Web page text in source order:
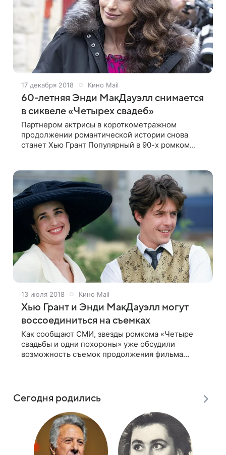
17 декабря 2018 Кино Mail
60-летняя Энди МакДауэлл снимается
в сиквеле «Четырех свадеб»
Партнером актрисы в короткометражном
продолжении романтической истории снова
станет Хью Грант Популярный в 90-х ромком
своей
13 июля 2018 Кино Mail
Хью Грант и Энди МакДауэлл могут
воссоединиться на съемках
Как сообщают СМИ, звезды ромкома «Четыре
свадьбы и одни похороны» уже обсудили
возможность съемок продолжения фильма
Сегодня родились